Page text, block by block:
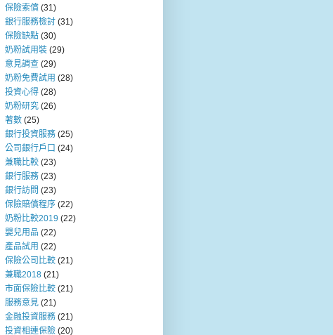
保險索償 (31)
銀行服務檢討 (31)
保險缺點 (30)
奶粉試用裝 (29)
意見調查 (29)
奶粉免費試用 (28)
投資心得 (28)
奶粉研究 (26)
著數 (25)
銀行投資服務 (25)
公司銀行戶口 (24)
兼職比較 (23)
銀行服務 (23)
銀行訪問 (23)
保險賠償程序 (22)
奶粉比較2019 (22)
嬰兒用品 (22)
產品試用 (22)
保險公司比較 (21)
兼職2018 (21)
市面保險比較 (21)
服務意見 (21)
金融投資服務 (21)
投資相連保險 (20)